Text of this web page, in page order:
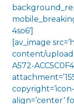
4so6′]
[av_image
content/
A572-
align=’center‘